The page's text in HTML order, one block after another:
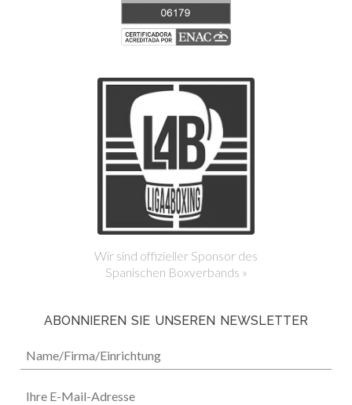
Wir sind offizieller Sponsor des
Spanischen Boxverbands »
ABONNIEREN SIE UNSEREN NEWSLETTER